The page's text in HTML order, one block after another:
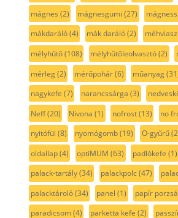
mágnes (2) mágnesgumi (27)
mákdaráló(4) mák daráló(2)
mélyhűtő(108) mélyhűtőleolvasztó(2)
mérleg(2) mérőpohár(6) műanyag
nagykefe (7) narancssárga (3)
Neff(20) Nivona (1) nofrost(13) no
nyitófül (8) nyomógomb(19) O-gyűrű
oldallap(4) optiMUM (63) padlókefe (1)
palack-tartály(34) palackpolc(47)
palacktároló(34) panel (1) papír
paradicsom(4) parketta kefe (2)